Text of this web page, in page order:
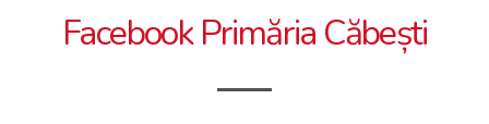
Facebook Primăria Căbești